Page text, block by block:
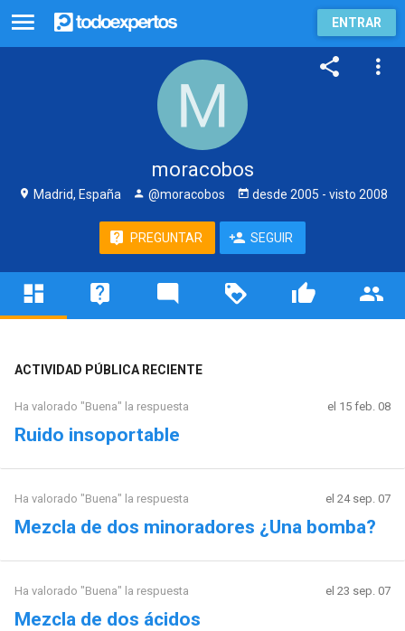
ENTRAR
moracobos
Madrid, España @moracobos desde 2005 - visto 2008
PREGUNTAR SEGUIR
ACTIVIDAD PÚBLICA RECIENTE
Ha valorado "Buena" la respuesta el 15 feb. 08
Ruido insoportable
Ha valorado "Buena" la respuesta el 24 sep. 07
Mezcla de dos minoradores ¿Una bomba?
Ha valorado "Buena" la respuesta el 23 sep. 07
Mezcla de dos ácidos